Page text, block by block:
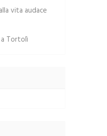
vita audace
a Tortolì